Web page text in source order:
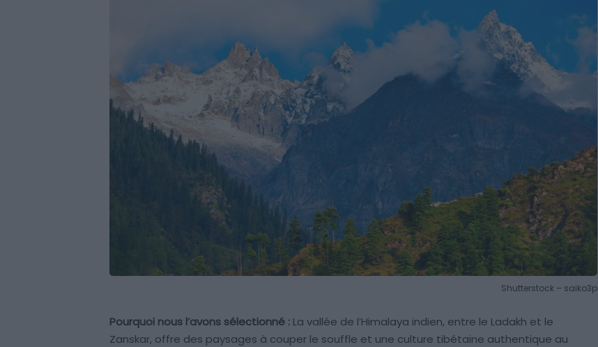
Shutterstock – saiko3p
Pourquoi nous l’avons sélectionné : La vallée de l’Himalaya indien, entre le Ladakh et le
Zanskar, offre des paysages à couper le souffle et une culture tibétaine authentique au